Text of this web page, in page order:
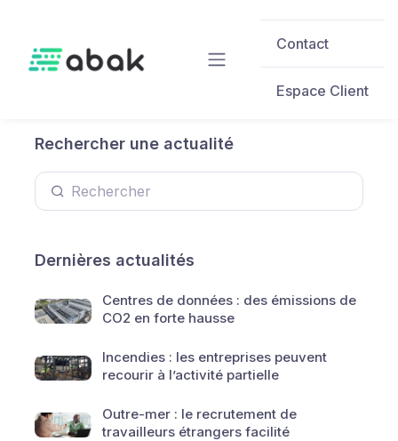
Contact
Espace Client
Rechercher une actualité
Dernières actualités
Centres de données : des émissions de
CO2 en forte hausse
Incendies : les entreprises peuvent
recourir à l’activité partielle
Outre-mer : le recrutement de
travailleurs étrangers facilité